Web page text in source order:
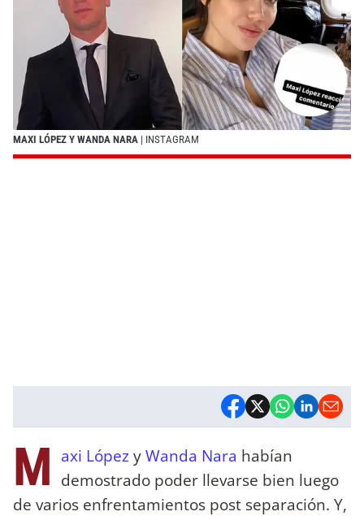
MAXI LÓPEZ Y WANDA NARA | INSTAGRAM
M axi LópezyWanda Nara habían
demostrado poder llevarse bien luego
de varios enfrentamientos post separación. Y,